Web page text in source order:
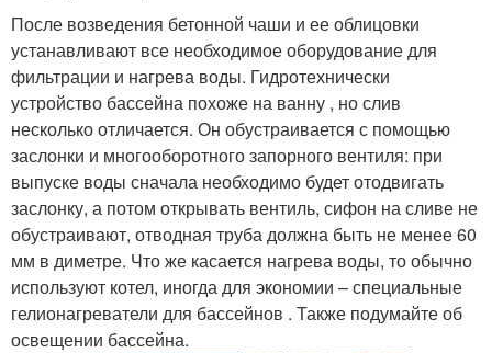
После возведения бетонной чаши и ее облицовки
устанавливают все необходимое оборудование для
фильтрации и нагрева воды. Гидротехнически
устройство бассейна похоже на ванну , но слив
несколько отличается. Он обустраивается с помощью
заслонки и многооборотного запорного вентиля: при
выпуске воды сначала необходимо будет отодвигать
заслонку, а потом открывать вентиль, сифон на сливе не
обустраивают, отводная труба должна быть не менее 60
мм в диметре. Что же касается нагрева воды, то обычно
используют котел, иногда для экономии – специальные
гелионагреватели для бассейнов . Также подумайте об
освещении бассейна.